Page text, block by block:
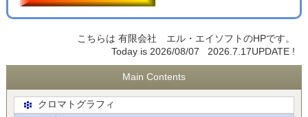
こちらは 有限会社 エル・エイソフトのHPです。
Today is 2026/08/07 2026.7.17UPDATE !
Main Contents
クロマトグラフィ